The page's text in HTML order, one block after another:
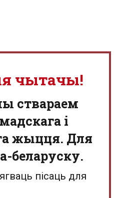
чытачы!
ствараем
і
жыцця. Для
беларуску.
пісаць для